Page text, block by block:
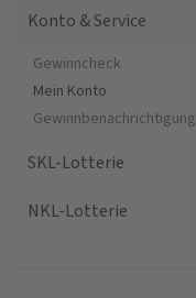
Konto & Service
Gewinncheck
Mein Konto
Gewinnbenachrichtigung
SKL-Lotterie
NKL-Lotterie